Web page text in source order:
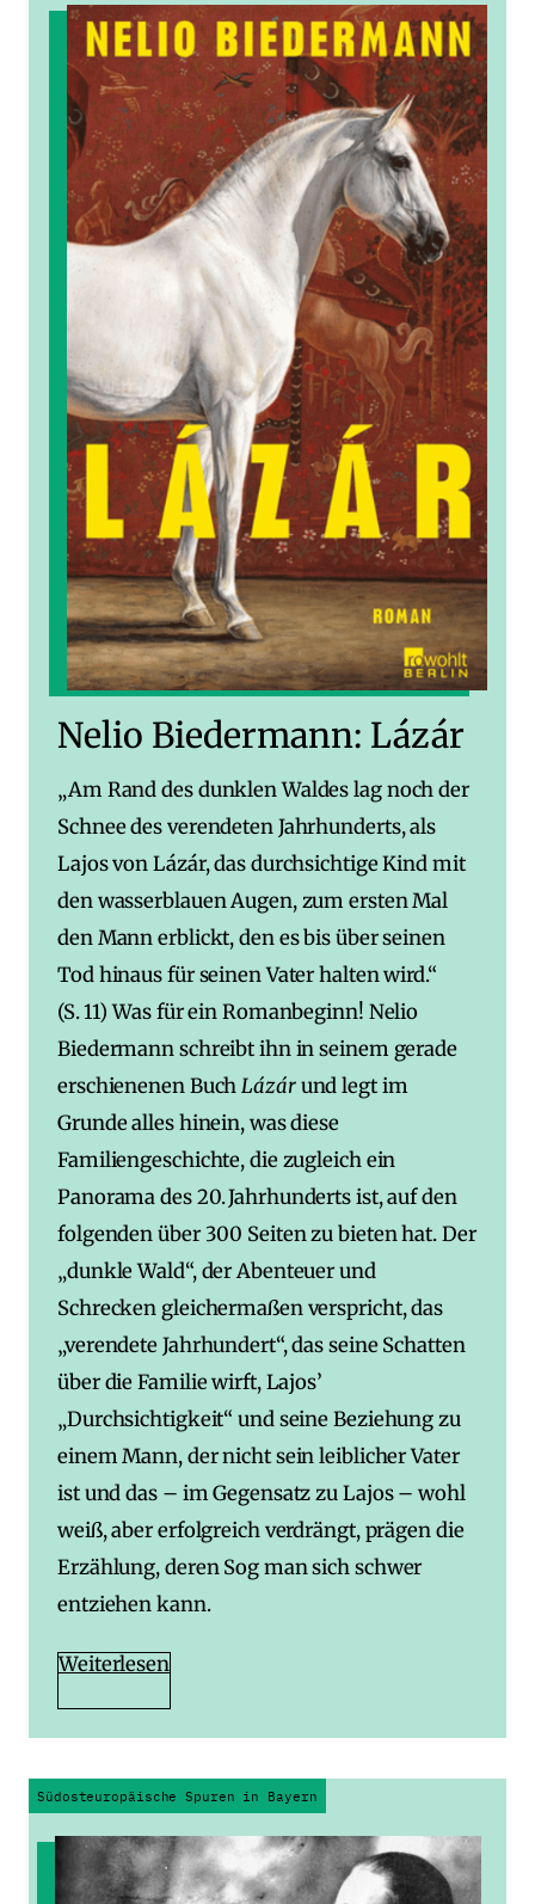
Nelio Biedermann: Lázár
„Am Rand des dunklen Waldes lag noch der
Schnee des verendeten Jahrhunderts, als
Lajos von Lázár, das durchsichtige Kind mit
den wasserblauen Augen, zum ersten Mal
den Mann erblickt, den es bis über seinen
Tod hinaus für seinen Vater halten wird.“
(S. 11) Was für ein Romanbeginn! Nelio
Biedermann schreibt ihn in seinem gerade
erschienenen BuchLázárund legt im
Grunde alles hinein, was diese
Familiengeschichte, die zugleich ein
Panorama des 20. Jahrhunderts ist, auf den
folgenden über 300 Seiten zu bieten hat. Der
„dunkle Wald“, der Abenteuer und
Schrecken gleichermaßen verspricht, das
„verendete Jahrhundert“, das seine Schatten
über die Familie wirft, Lajos’
„Durchsichtigkeit“ und seine Beziehung zu
einem Mann, der nicht sein leiblicher Vater
ist und das – im Gegensatz zu Lajos – wohl
weiß, aber erfolgreich verdrängt, prägen die
Erzählung, deren Sog man sich schwer
entziehen kann.
Weiterlesen
Südosteuropäische Spuren in Bayern